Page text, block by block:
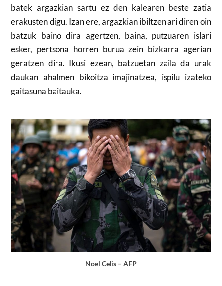
batek argazkian sartu ez den kalearen beste zatia
erakusten digu. Izan ere, argazkian ibiltzen ari diren oin
batzuk baino dira agertzen, baina, putzuaren islari
esker, pertsona horren burua zein bizkarra agerian
geratzen dira. Ikusi ezean, batzuetan zaila da urak
daukan ahalmen bikoitza imajinatzea, ispilu izateko
gaitasuna baitauka.
Noel Celis – AFP